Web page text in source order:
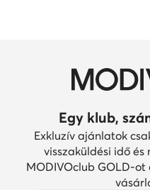
Egy klub,
Exkluzív ajánlatok
visszaküldési idő
MODIVOclub GOLD-ot